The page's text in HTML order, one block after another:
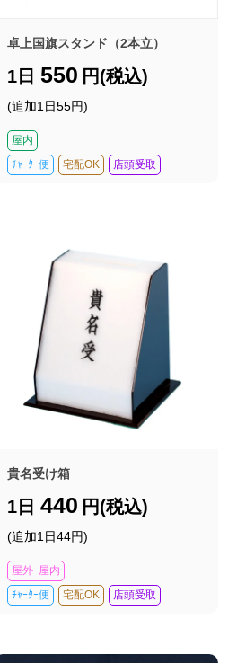
卓上国旗スタンド（2本立）
1日 550 円(税込)
(追加1日55円)
屋内
ﾁｬｰﾀｰ便
宅配OK 店頭受取
貴名受け箱
1日 440 円(税込)
(追加1日44円)
屋外･屋内
ﾁｬｰﾀｰ便
宅配OK 店頭受取